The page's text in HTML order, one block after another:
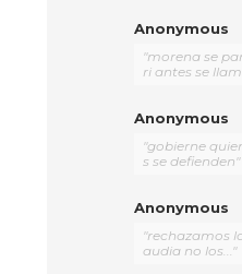
Anonymous
"morena se
ri antes se
Anonymous
"gobierne
s se defienden"
Anonymous
"rechazamos
audia no los..."